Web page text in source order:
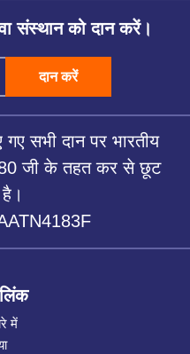
संस्थान को दान करें।
दान करें
गए सभी दान पर भारतीय
जी के तहत कर से छूट
है।
में